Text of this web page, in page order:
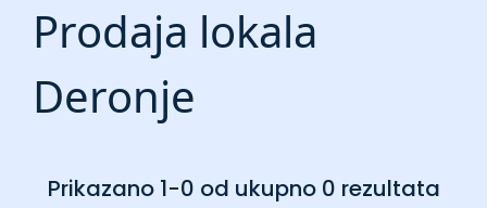
Prodaja lokala
Deronje
Prikazano 1-0 od ukupno 0 rezultata